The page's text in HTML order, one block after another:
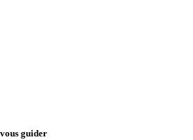
guider